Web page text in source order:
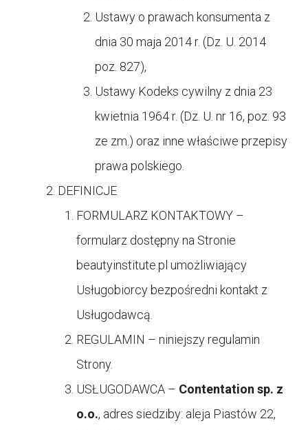
Ustawy o prawach konsumenta z
dnia 30 maja 2014 r. (Dz. U. 2014
poz. 827),
Ustawy Kodeks cywilny z dnia 23
kwietnia 1964 r. (Dz. U. nr 16, poz. 93
ze zm.) oraz inne właściwe przepisy
prawa polskiego.
DEFINICJE
FORMULARZ KONTAKTOWY –
formularz dostępny na Stronie
beautyinstitute.pl umożliwiający
Usługobiorcy bezpośredni kontakt z
Usługodawcą.
REGULAMIN – niniejszy regulamin
Strony.
USŁUGODAWCA – Contentation sp. z
o.o., adres siedziby: aleja Piastów 22,